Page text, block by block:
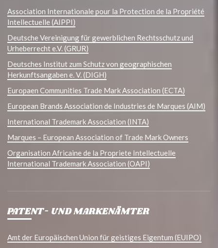
Association Internationale pour la Protection de la Propriété
Intellectuelle (AIPPI)
Deutsche Vereinigung für gewerblichen Rechtsschutz und
Urheberrecht e.V. (GRUR)
Deutsches Institut zum Schutz von geographischen
Herkunftsangaben e. V. (DIGH)
Europaen Communities Trade Mark Association (ECTA)
European Brands Association de Industries de Marques (AIM)
International Trademark Association (INTA)
Marques – European Association of Trade Mark Owners
Organisation Africaine de la Propriete Intellectuelle
International Trademark Association (OAPI)
PATENT- UND MARKENÄMTER
Amt der Europäischen Union für geistiges Eigentum (EUIPO)